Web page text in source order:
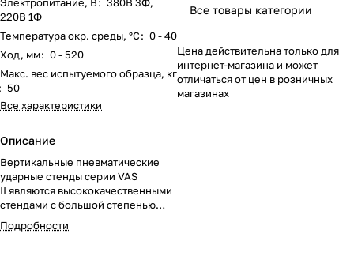
220В 1Ф
Температура окр. среды, °C: 0 - 40
Ход, мм: 0 - 520
Макс. вес испытуемого образца, кг
50
Все характеристики
Описание
Вертикальные пневматические
ударные стенды серии VAS
II являются высококачественными
стендами с большой степенью
автоматизации и простым
управлением.
Подробности
Все товары категории
Цена действительна только для
интернет-магазина и может
отличаться от цен в розничных
магазинах